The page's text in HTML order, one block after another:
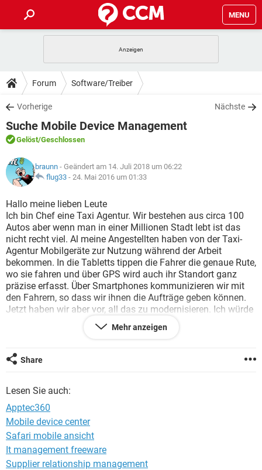
MENU
ANDROID IOS
WINDOWS 10
WHATSAPP TIKTOK
FACEBOOK
TIPPS & TRICKS
SPIELE
WINDOWS 10
WHATSAPP
FACEBOOK HARDWARE
DOWNLOADS
SPIELE STREAMING
ANDROID
WINDOWS 10 INSTAGRAM
WHATSAPP
FACEBOOK
FORUM
SPIELE
ANDROID IOS
WHATSAPP TIKTOK
FACEBOOK HARDWARE
LEXIKON
SPIELE
ANDROID
WINDOWS 10 INSTAGRAM
WHATSAPP TIKTOK
FACEBOOK HARDWARE
Forum Software/Treiber
Vorherige Nächste
Suche Mobile Device Management
Gelöst/Geschlossen
braunn - Geändert am 14. Juli 2018 um 06:22
flug33 - 24. Mai 2016 um 01:33
Hallo meine lieben Leute
Ich bin Chef eine Taxi Agentur. Wir bestehen aus circa 100
Autos aber wenn man in einer Millionen Stadt lebt ist das
nicht recht viel. Al meine Angestellten haben von der Taxi-
Agentur Mobilgeräte zur Nutzung während der Arbeit
bekommen. In die Tabletts tippen die Fahrer die genaue Rute,
wo sie fahren und über GPS wird auch ihr Standort ganz
präzise erfasst. Über Smartphones kommunizieren wir mit
den Fahrern, so dass wir ihnen die Aufträge geben können.
Jetzt haben wir aber vor, all das zu modernisieren. Ich würde
gerne alle Tablets und Smartphones miteinander verbinden.
Ich denke, dass das wonach ich suche Mobile Device
Unternehmen das benutzen. Was mich jetzt aber interessiert
ist, ob es jemand gibt der schon die Erfahrung damit
Mehr anzeigen
Share
Lesen Sie auch:
Apptec360
Mobile device center
Safari mobile ansicht
It management freeware
Supplier relationship management